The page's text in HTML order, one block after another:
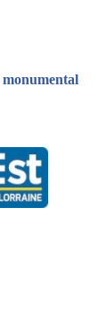
monumental